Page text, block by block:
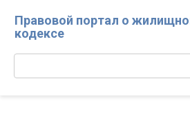
контенту
Правовой портал о
кодексе
Поиск: